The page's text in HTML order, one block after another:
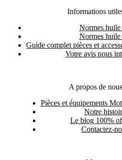
Informations
Normes
Normes
Guide complet pièces et
Votre avis nous
A propos de nous
Pièces et équipements
Notre
Le blog 100%
Contactez-